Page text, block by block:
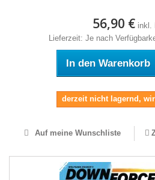
56,90 € inkl.
Lieferzeit: Je nach
In den Warenkorb
derzeit nicht lagernd,
Auf meine Wunschliste